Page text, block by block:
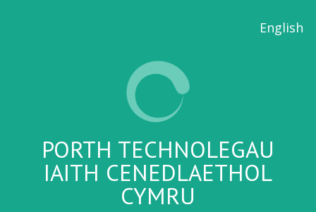
English
PORTH TECHNOLEGAU
IAITH CENEDLAETHOL
CYMRU